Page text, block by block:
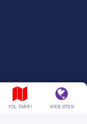
D:1, 34400 Bahçelievler/
YOL TARIFI WEB SITESI